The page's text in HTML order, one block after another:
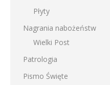
Płyty
Nagrania nabożeństw
Wielki Post
Patrologia
Pismo Święte